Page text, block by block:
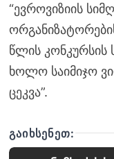
“ევროვიზიის
წლის კონკურსის
ხოლო საიმიჯო
ცეკვა”.
ᲒᲐᲘᲮᲡᲔᲜᲔᲗ: